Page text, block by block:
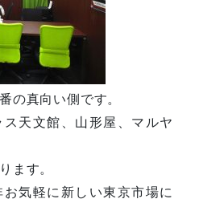
の真向い側です。
天文館、山形屋、マルヤ
ます。
気軽に新しい東京市場に